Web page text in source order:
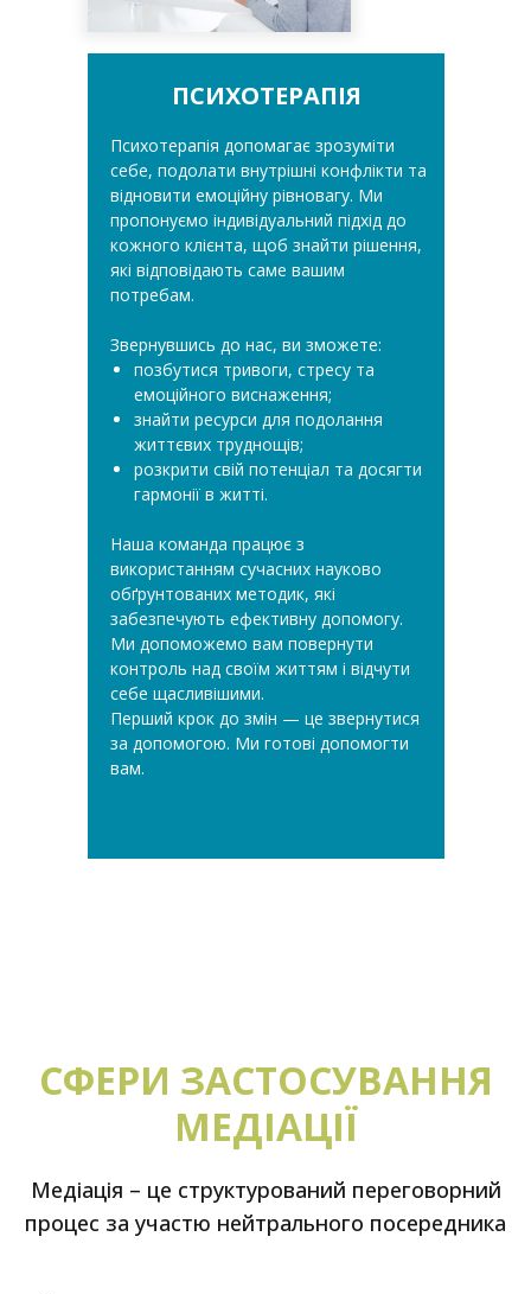
ПСИХОТЕРАПІЯ
Психотерапія допомагає зрозуміти
себе, подолати внутрішні конфлікти та
відновити емоційну рівновагу. Ми
пропонуємо індивідуальний підхід до
кожного клієнта, щоб знайти рішення,
які відповідають саме вашим
потребам.
Звернувшись до нас, ви зможете:
позбутися тривоги, стресу та
емоційного виснаження;
знайти ресурси для подолання
життєвих труднощів;
розкрити свій потенціал та досягти
гармонії в житті.
Наша команда працює з
використанням сучасних науково
обґрунтованих методик, які
забезпечують ефективну допомогу.
Ми допоможемо вам повернути
контроль над своїм життям і відчути
себе щасливішими.
Перший крок до змін — це звернутися
за допомогою. Ми готові допомогти
вам.
СФЕРИ ЗАСТОСУВАННЯ
МЕДІАЦІЇ
Медіація – це структурований переговорний
процес за участю нейтрального посередника